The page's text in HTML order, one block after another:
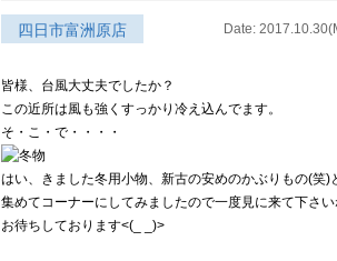
四日市富洲原店 Date:
皆様、台風大丈夫でしたか？
この近所は風も強くすっかり冷え込んでます。
そ・こ・で・・・・
はい、きました冬用小物、新古の安めのかぶりもの(笑)
集めてコーナーにしてみましたので一度見に来て下さい
お待ちしております<(_ _)>